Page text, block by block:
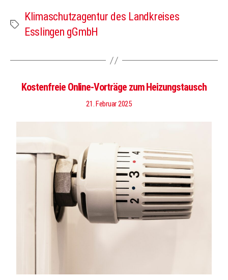
Schlagwörter
Klimaschutzagentur des Landkreises
Esslingen gGmbH
Kostenfreie Online-Vorträge zum Heizungstausch
21. Februar 2025